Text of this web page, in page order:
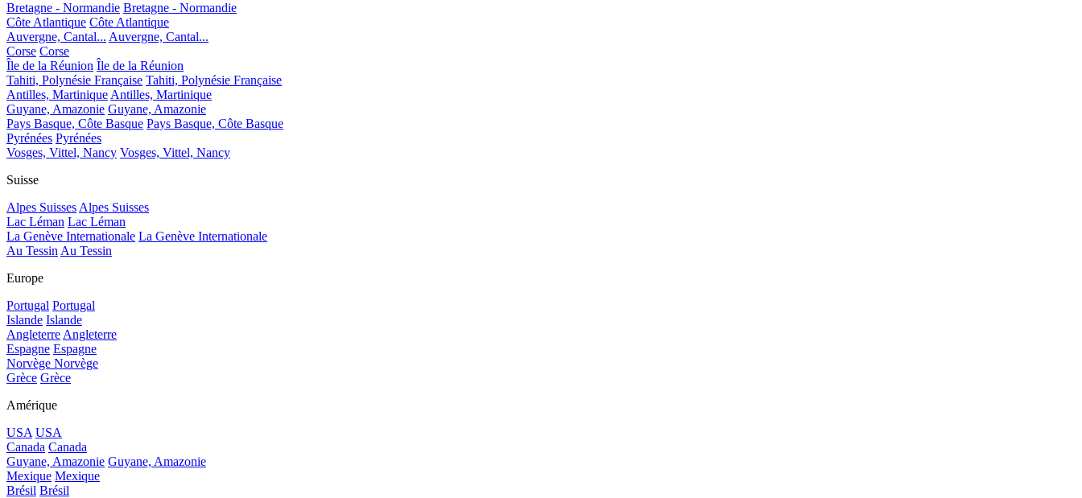
Bretagne - Normandie Bretagne - Normandie
Côte Atlantique Côte Atlantique
Auvergne, Cantal... Auvergne, Cantal...
Corse Corse
Île de la Réunion Île de la Réunion
Tahiti, Polynésie Française Tahiti, Polynésie Française
Antilles, Martinique Antilles, Martinique
Guyane, Amazonie Guyane, Amazonie
Pays Basque, Côte Basque Pays Basque, Côte Basque
Pyrénées Pyrénées
Vosges, Vittel, Nancy Vosges, Vittel, Nancy
Suisse
Alpes Suisses Alpes Suisses
Lac Léman Lac Léman
La Genève Internationale La Genève Internationale
Au Tessin Au Tessin
Europe
Portugal Portugal
Islande Islande
Angleterre Angleterre
Espagne Espagne
Norvège Norvège
Grèce Grèce
Amérique
USA USA
Canada Canada
Guyane, Amazonie Guyane, Amazonie
Mexique Mexique
Brésil Brésil